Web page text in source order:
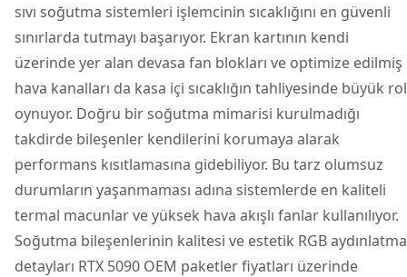
sıvı soğutma sistemleri işlemcinin sıcaklığını en güvenli
sınırlarda tutmayı başarıyor. Ekran kartının kendi
üzerinde yer alan devasa fan blokları ve optimize edilmiş
hava kanalları da kasa içi sıcaklığın tahliyesinde büyük rol
oynuyor. Doğru bir soğutma mimarisi kurulmadığı
takdirde bileşenler kendilerini korumaya alarak
performans kısıtlamasına gidebiliyor. Bu tarz olumsuz
durumların yaşanmaması adına sistemlerde en kaliteli
termal macunlar ve yüksek hava akışlı fanlar kullanılıyor.
Soğutma bileşenlerinin kalitesi ve estetik RGB aydınlatma
detayları RTX 5090 OEM paketler fiyatları üzerinde